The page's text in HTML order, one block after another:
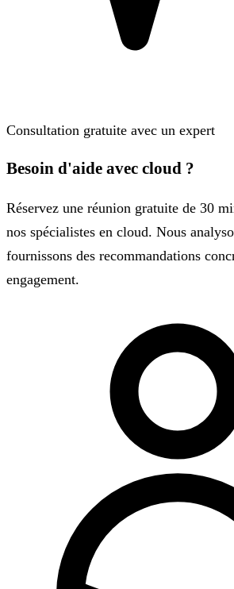
Consultation gratuite avec un expert
Besoin d'aide avec cloud ?
Réservez une réunion gratuite de 30
nos spécialistes en cloud. Nous
fournissons des recommandations
engagement.